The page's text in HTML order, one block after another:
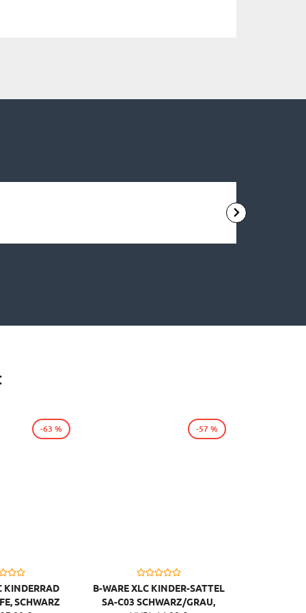
KINDERRAD
SCHWARZ
-63 %
B-WARE XLC KINDER-SATTEL
SA-C03 SCHWARZ/GRAU,
-57 %